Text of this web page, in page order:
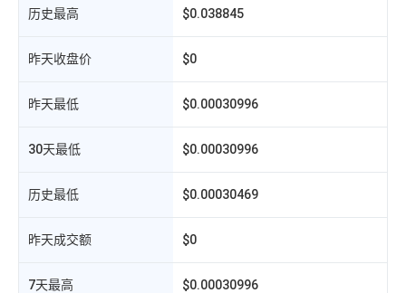
历史最高 $0.038845
昨天收盘价 $0
昨天最低 $0.00030996
30天最低 $0.00030996
历史最低 $0.00030469
昨天成交额 $0
7天最高 $0.00030996